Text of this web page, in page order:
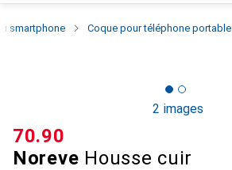
smartphone Coque pour téléphone portable
2 images
Noreve Housse cuir
CHF
70.90